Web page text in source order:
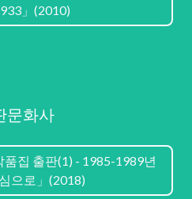
」(2010)
문화사
품집 출판(1) - 1985-1989년
으로」(2018)